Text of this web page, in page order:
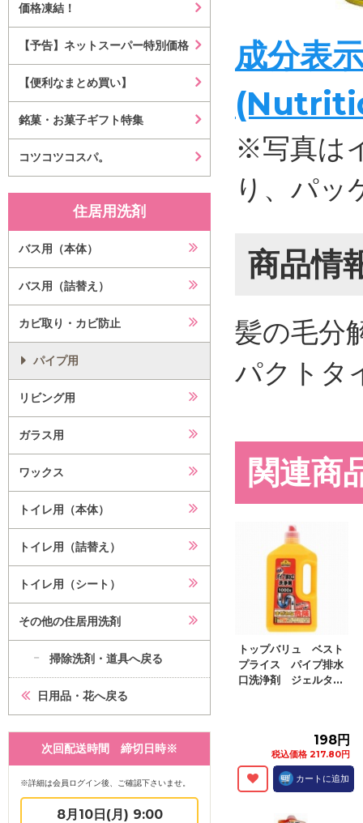
価格凍結！
【予告】ネットスーパー特別価格
【便利なまとめ買い】
銘菓・お菓子ギフト特集
コツコツコスパ。
住居用洗剤
バス用（本体）
バス用（詰替え）
カビ取り・カビ防止
パイプ用
リビング用
ガラス用
ワックス
トイレ用（本体）
トイレ用（詰替え）
トイレ用（シート）
その他の住居用洗剤
掃除洗剤・道具へ戻る
日用品・花へ戻る
次回配送時間 締切日時※
※詳細は会員ログイン後、ご確認下さいませ。
8月10日(月) 9:00
成分表
※写真は
り、パッ
商品情
髪の毛分
パクトタ
関連商
トップバリュ ベスト
プライス パイプ排水
口洗浄剤 ジェルタ...
198円
税込価格 217.80円
カートに追加